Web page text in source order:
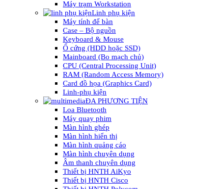
Máy trạm Workstation
Linh phụ kiện
Máy tính để bàn
Case – Bộ nguồn
Keyboard & Mouse
Ổ cứng (HDD hoặc SSD)
Mainboard (Bo mạch chủ)
CPU (Central Processing Unit)
RAM (Random Access Memory)
Card đồ họa (Graphics Card)
Linh-phụ kiện
ĐA PHƯƠNG TIỆN
Loa Bluetooth
Máy quay phim
Màn hình ghép
Màn hình hiển thị
Màn hình quảng cáo
Màn hình chuyên dụng
Âm thanh chuyên dụng
Thiết bị HNTH AiKyo
Thiết bị HNTH Cisco